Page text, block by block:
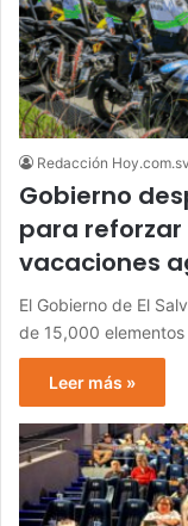
Redacción Hoy.com.sv
Gobierno
para
vacaciones
El Gobierno de El
de 15,000
Leer más »